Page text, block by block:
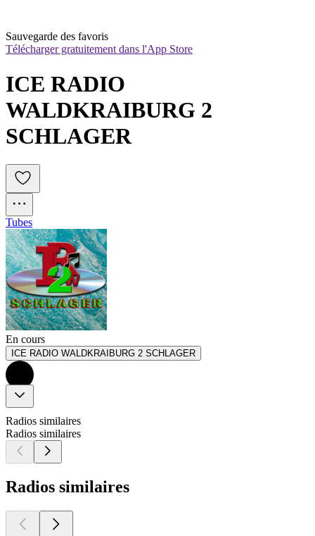
Sauvegarde des favoris
Télécharger gratuitement dans l'App Store
ICE RADIO
WALDKRAIBURG 2
SCHLAGER
Tubes
En cours
ICE RADIO WALDKRAIBURG 2 SCHLAGER
Radios similaires
Radios similaires
Radios similaires